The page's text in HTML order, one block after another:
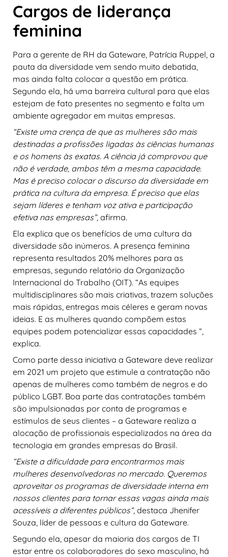
Cargos de liderança
feminina
Para a gerente de RH da Gateware, Patrícia Ruppel, a
pauta da diversidade vem sendo muito debatida,
mas ainda falta colocar a questão em prática.
Segundo ela, há uma barreira cultural para que elas
estejam de fato presentes no segmento e falta um
ambiente agregador em muitas empresas.
“Existe uma crença de que as mulheres são mais
destinadas a profissões ligadas às ciências humanas
e os homens às exatas. A ciência já comprovou que
não é verdade, ambos têm a mesma capacidade.
Mas é preciso colocar o discurso da diversidade em
prática na cultura da empresa. É preciso que elas
sejam líderes e tenham voz ativa e participação
efetiva nas empresas”, afirma.
Ela explica que os benefícios de uma cultura da
diversidade são inúmeros. A presença feminina
representa resultados 20% melhores para as
empresas, segundo relatório da Organização
Internacional do Trabalho (OIT). “As equipes
multidisciplinares são mais criativas, trazem soluções
mais rápidas, entregas mais céleres e geram novas
ideias. E as mulheres quando compõem estas
equipes podem potencializar essas capacidades “,
explica.
Como parte dessa iniciativa a Gateware deve realizar
em 2021 um projeto que estimule a contratação não
apenas de mulheres como também de negros e do
público LGBT. Boa parte das contratações também
são impulsionadas por conta de programas e
estímulos de seus clientes – a Gateware realiza a
alocação de profissionais especializados na área da
tecnologia em grandes empresas do Brasil.
“Existe a dificuldade para encontrarmos mais
mulheres desenvolvedoras no mercado. Queremos
aproveitar os programas de diversidade interna em
nossos clientes para tornar essas vagas ainda mais
acessíveis a diferentes públicos”, destaca Jhenifer
Souza, líder de pessoas e cultura da Gateware.
Segundo ela, apesar da maioria dos cargos de TI
estar entre os colaboradores do sexo masculino, há